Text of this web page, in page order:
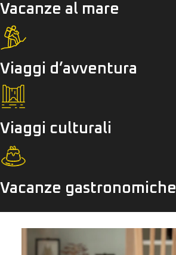
Vacanze al mare
Viaggi d’avventura
Viaggi culturali
Vacanze gastronomiche